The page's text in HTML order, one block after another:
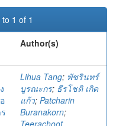
1 of 1
Author(s)
Lihua Tang; พัชรินทร์
บูรณะกร; ธีรโชติ เกิด
แก้ว; Patcharin
Buranakorn;
Teerachoot